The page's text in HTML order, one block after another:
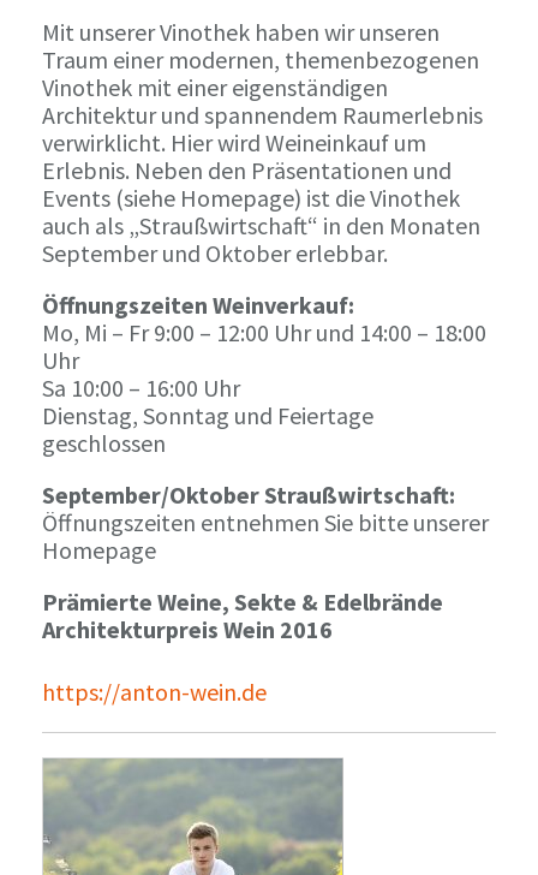
Mit unserer Vinothek haben wir unseren
Traum einer modernen, themenbezogenen
Vinothek mit einer eigenständigen
Architektur und spannendem Raumerlebnis
verwirklicht. Hier wird Weineinkauf um
Erlebnis. Neben den Präsentationen und
Events (siehe Homepage) ist die Vinothek
auch als „Straußwirtschaft“ in den Monaten
September und Oktober erlebbar.
Öffnungszeiten Weinverkauf:
Mo, Mi – Fr 9:00 – 12:00 Uhr und 14:00 – 18:00
Uhr
Sa 10:00 – 16:00 Uhr
Dienstag, Sonntag und Feiertage
geschlossen
September/Oktober Straußwirtschaft:
Öffnungszeiten entnehmen Sie bitte unserer
Homepage
Prämierte Weine, Sekte & Edelbrände
Architekturpreis Wein 2016
https://anton-wein.de